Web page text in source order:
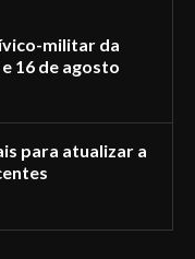
militar da
16 de agosto
para atualizar a